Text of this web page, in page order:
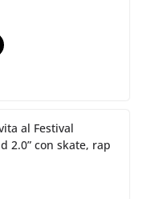
al Festival
2.0” con skate, rap